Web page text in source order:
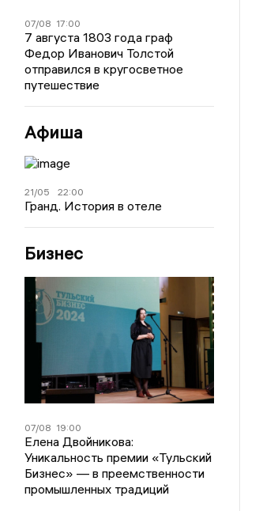
07/08 17:00
7 августа 1803 года граф
Федор Иванович Толстой
отправился в кругосветное
путешествие
Афиша
21/05 22:00
Гранд. История в отеле
Бизнес
07/08 19:00
Елена Двойникова:
Уникальность премии «Тульский
Бизнес» — в преемственности
промышленных традиций